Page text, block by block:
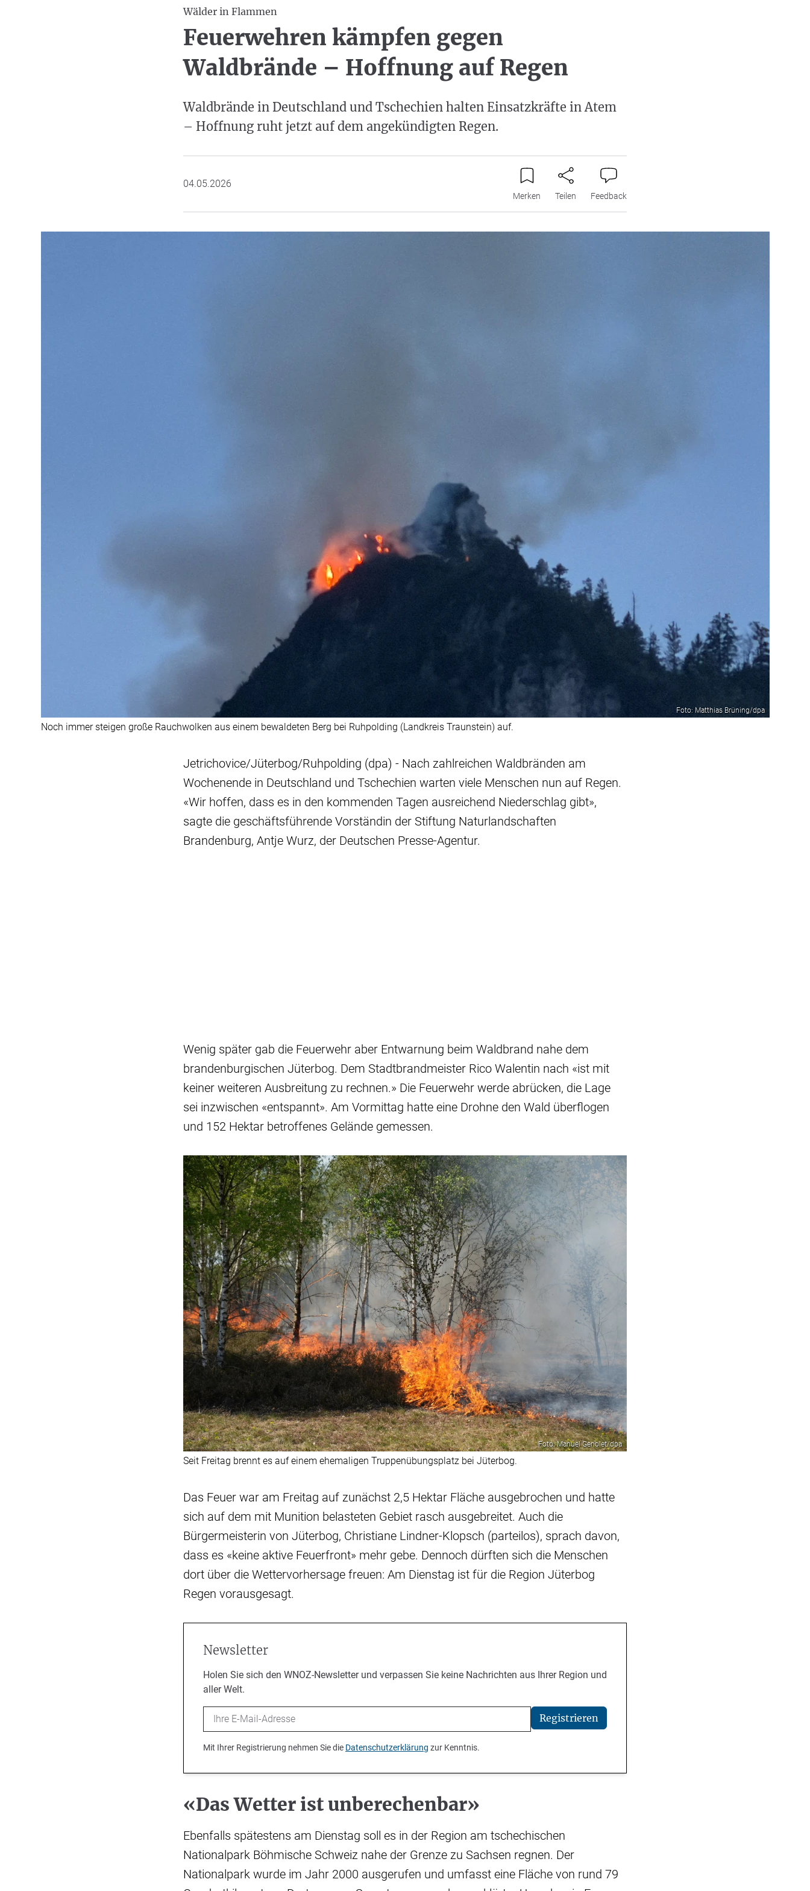
Wälder in Flammen
Feuerwehren kämpfen gegen
Waldbrände – Hoffnung auf Regen
Waldbrände in Deutschland und Tschechien halten Einsatzkräfte in Atem
– Hoffnung ruht jetzt auf dem angekündigten Regen.
04.05.2026
Merken Teilen Feedback
Foto: Matthias Brüning/dpa
Noch immer steigen große Rauchwolken aus einem bewaldeten Berg bei Ruhpolding (Landkreis Traunstein) auf.
Jetrichovice/Jüterbog/Ruhpolding (dpa) - Nach zahlreichen Waldbränden am
Wochenende in Deutschland und Tschechien warten viele Menschen nun auf Regen.
«Wir hoffen, dass es in den kommenden Tagen ausreichend Niederschlag gibt»,
sagte die geschäftsführende Vorständin der Stiftung Naturlandschaften
Brandenburg, Antje Wurz, der Deutschen Presse-Agentur.
Wenig später gab die Feuerwehr aber Entwarnung beim Waldbrand nahe dem
brandenburgischen Jüterbog. Dem Stadtbrandmeister Rico Walentin nach «ist mit
keiner weiteren Ausbreitung zu rechnen.» Die Feuerwehr werde abrücken, die Lage
sei inzwischen «entspannt». Am Vormittag hatte eine Drohne den Wald überflogen
und 152 Hektar betroffenes Gelände gemessen.
Foto: Manuel Genolet/dpa
Seit Freitag brennt es auf einem ehemaligen Truppenübungsplatz bei Jüterbog.
Das Feuer war am Freitag auf zunächst 2,5 Hektar Fläche ausgebrochen und hatte
sich auf dem mit Munition belasteten Gebiet rasch ausgebreitet. Auch die
Bürgermeisterin von Jüterbog, Christiane Lindner-Klopsch (parteilos), sprach davon,
dass es «keine aktive Feuerfront» mehr gebe. Dennoch dürften sich die Menschen
dort über die Wettervorhersage freuen: Am Dienstag ist für die Region Jüterbog
Regen vorausgesagt.
Newsletter
Holen Sie sich den WNOZ-Newsletter und verpassen Sie keine Nachrichten aus Ihrer Region und
aller Welt.
Email Registrieren
Mit Ihrer Registrierung nehmen Sie die Datenschutzerklärung zur Kenntnis.
«Das Wetter ist unberechenbar»
Ebenfalls spätestens am Dienstag soll es in der Region am tschechischen
Nationalpark Böhmische Schweiz nahe der Grenze zu Sachsen regnen. Der
Nationalpark wurde im Jahr 2000 ausgerufen und umfasst eine Fläche von rund 79